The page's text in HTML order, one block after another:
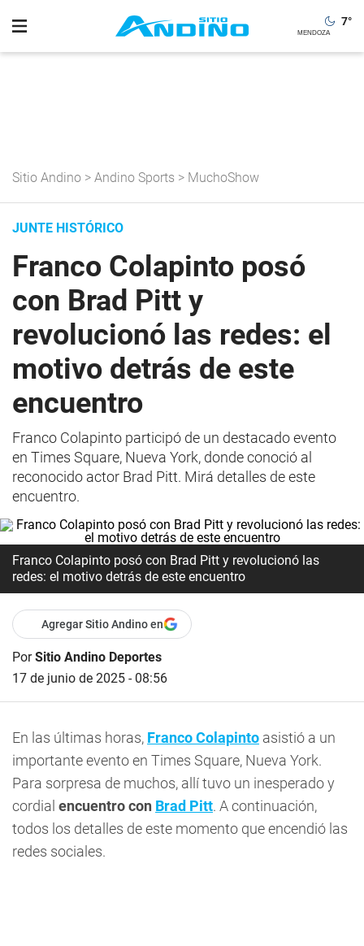
7°
Sitio Andino > Andino Sports > MuchoShow
JUNTE HISTÓRICO
Franco Colapinto posó
con Brad Pitt y
revolucionó las redes: el
motivo detrás de este
encuentro
Franco Colapinto participó de un destacado evento
en Times Square, Nueva York, donde conoció al
reconocido actor Brad Pitt. Mirá detalles de este
encuentro.
Franco Colapinto posó con Brad Pitt y revolucionó las
redes: el motivo detrás de este encuentro
Agregar Sitio Andino en
PorSitio Andino Deportes
17 de junio de 2025 - 08:56
En las últimas horas, Franco Colapinto asistió a un
importante evento en Times Square, Nueva York.
Para sorpresa de muchos, allí tuvo un inesperado y
cordial encuentro con Brad Pitt. A continuación,
todos los detalles de este momento que encendió las
redes sociales.